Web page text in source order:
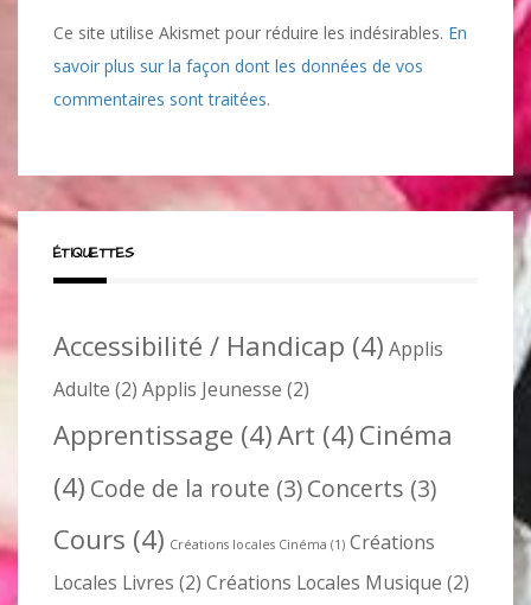
Ce site utilise Akismet pour réduire les indésirables. En
savoir plus sur la façon dont les données de vos
commentaires sont traitées.
ÉTIQUETTES
Accessibilité / Handicap (4) Applis
Adulte (2) Applis Jeunesse (2)
Apprentissage (4)Art (4) Cinéma
(4) Code de la route (3)Concerts (3)
Cours (4) Créations locales Cinéma (1) Créations
Locales Livres (2) Créations Locales Musique (2)